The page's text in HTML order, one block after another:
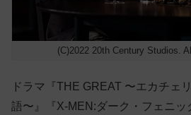
(C)2022 20th Century Studios.
ドラマ『THE GREAT 〜エカチェ
語〜』『X-MEN:ダーク・フェニッ